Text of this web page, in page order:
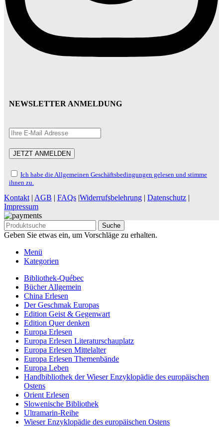
NEWSLETTER ANMELDUNG
Ich habe die Allgemeinen Geschäftsbedingungen gelesen und stimme
ihnen zu.
Kontakt| AGB | FAQs |Widerrufsbelehrung | Datenschutz |
Impressum
Suche
Geben Sie etwas ein, um Vorschläge zu erhalten.
Menü
Kategorien
Bibliothek-Québec
Bücher Allgemein
China Erlesen
Der Geschmak Europas
Edition Geist & Gegenwart
Edition Quer denken
Europa Erlesen
Europa Erlesen Literaturschauplatz
Europa Erlesen Mittelalter
Europa Erlesen Themenbände
Europa Leben
Handbibliothek der Wieser Enzyklopädie des europäischen
Ostens
Orient Erlesen
Slowenische Bibliothek
Ultramarin-Reihe
Wieser Enzyklopädie des europäischen Ostens